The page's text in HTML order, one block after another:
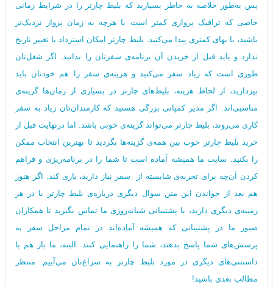
پس به‌طور خلاصه به خاطر بسپارید که بلیط چارتر را در شرایط زمانی
خاصی که ترافیک پروازی کمتر است یا هرچه به زمان پرواز نزدیک‌تر
باشید، با بهای کمتری پیدا می‌کنید. بلیط چارتر امکان استرداد یا تغییر تاریخ
ندارد و باید قبل از خریدن آن برنامه‌ی سفرتان را بدانید. اگر شغل‌تان
طوری است که زیاد سفر می‌کنید و هزینه‌ی سفر را هم خودتان باید
بپردازید، از لحاظ هزینه، بلیط‌های چارتر در بسیاری از زمان‌ها گزینه‌ی
مناسبی‌اند. اگر مدیر کمپانی بزرگی هستید که کارمندان‌تان زیاد به سفر
کاری می‌روند، بلیط چارتر می‌تواند گزینه‌ی خوبی باشد. اما درنهایت قبل از
خرید بلیط چارتر خوب بین همه‌ی گزینه‌ها بگردید تا بهترین انتخاب ممکن
را بکنید. سایت ما همیشه آماده است تا شما را در برنامه‌ریزی و فراهم
کردن آن‌چه برای تجربه‌ی شایسته از سفر نیاز دارید، یاری کند. اگر هنوز
هم بعد از خواندن این متن سوال دیگری درباره‌ی بلیط چارتر یا در هر
زمینه‌ی دیگری دارید، با پشتیبانی شبانه‌روزی ما تماس بگیرید تا همکاران
صبور ما در پشتیبانی که همیشه آماده‌اند در تمام مراحل سفر به
پرسش‌های شما پاسخ بدهند، شما را راهنمایی کنند. البته، ما باز هم با
داسنتنی‌های دیگری در مورد بلیط چارتر به سراغ‌تان می‌آییم. منتظر
مطالب بعدی باشید!